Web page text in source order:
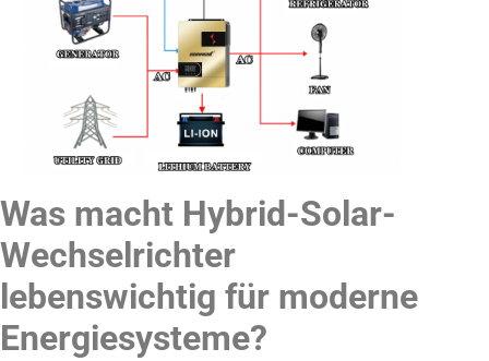
Was macht Hybrid-Solar-
Wechselrichter
lebenswichtig für moderne
Energiesysteme?